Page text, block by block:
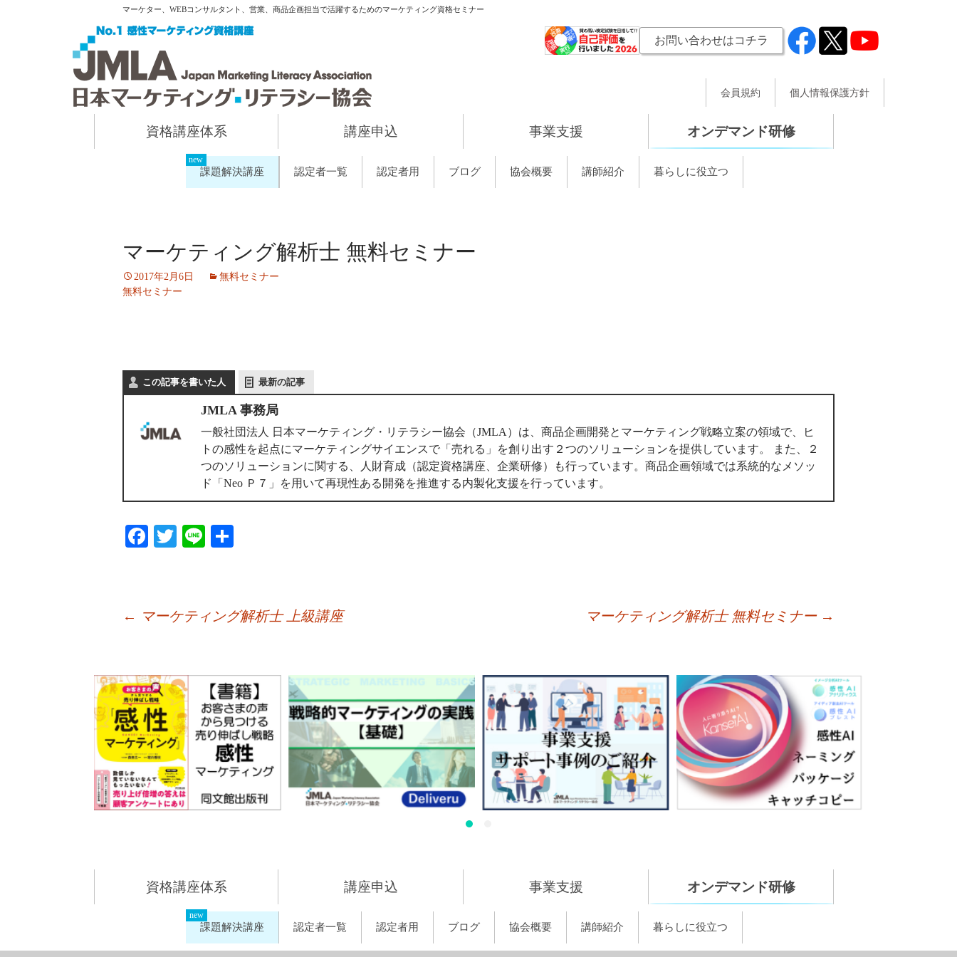
マーケター、WEBコンサルタント、営業、商品企画担当で活躍するためのマーケティング資格セミナー
お問い合わせはコチラ
会員規約 個人情報保護方針
資格講座体系 講座申込 事業支援 オンデマンド研修
課題解決講座 認定者一覧 認定者用 ブログ 協会概要 講師紹介 暮らしに役立つ
マーケティング解析士 無料セミナー
2017年2月6日
無料セミナー
無料セミナー
この記事を書いた人 最新の記事
JMLA 事務局
一般社団法人 日本マーケティング・リテラシー協会（JMLA）は、商品企画開発とマーケティング戦略立案の領域で、ヒ
トの感性を起点にマーケティングサイエンスで「売れる」を創り出す２つのソリューションを提供しています。 また、２
つのソリューションに関する、人財育成（認定資格講座、企業研修）も行っています。商品企画領域では系統的なメソッ
ド「Neo Ｐ７」を用いて再現性ある開発を推進する内製化支援を行っています。
Fa T
r
Li
← マーケティング解析士 上級講座 マーケティング解析士 無料セミナー →
資格講座体系 講座申込 事業支援 オンデマンド研修
課題解決講座 認定者一覧 認定者用 ブログ 協会概要 講師紹介 暮らしに役立つ